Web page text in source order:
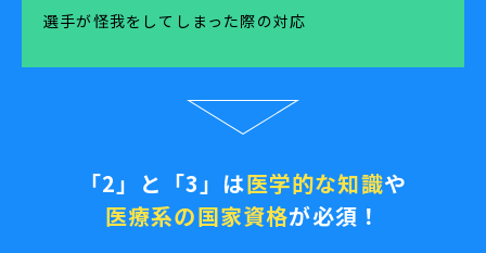
選手が怪我をしてしまった際の対応
「2」と「3」は医学的な知識や
医療系の国家資格が必須！